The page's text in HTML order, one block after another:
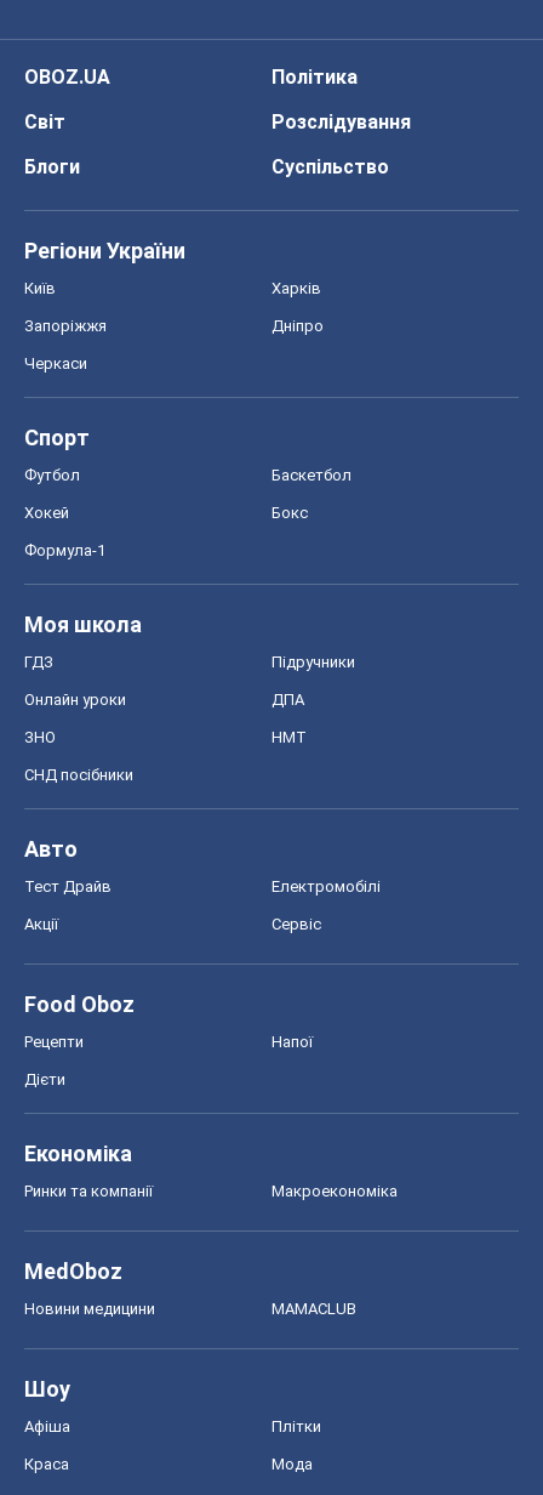
OBOZ.UA
Політика
Світ
Розслідування
Блоги
Суспільство
Регіони України
Київ Харків
Запоріжжя Дніпро
Черкаси
Спорт
Футбол Баскетбол
Хокей Бокс
Формула-1
Моя школа
ГДЗ Підручники
Онлайн уроки ДПА
ЗНО НМТ
СНД посібники
Авто
Тест Драйв Електромобілі
Акції Сервіс
Food Oboz
Рецепти Напої
Дієти
Економіка
Ринки та компанії Макроекономіка
MedOboz
Новини медицини MAMACLUB
Шоу
Афіша Плітки
Краса Мода